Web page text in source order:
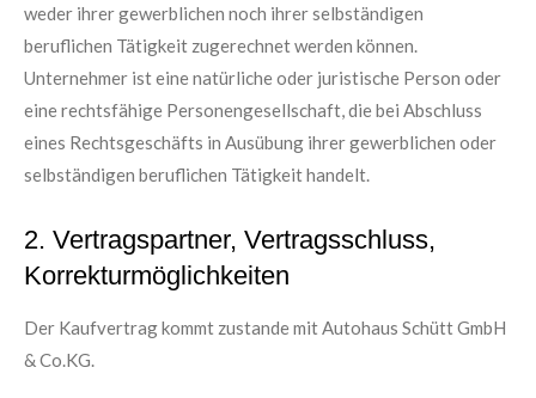
weder ihrer gewerblichen noch ihrer selbständigen
beruflichen Tätigkeit zugerechnet werden können.
Unternehmer ist eine natürliche oder juristische Person oder
eine rechtsfähige Personengesellschaft, die bei Abschluss
eines Rechtsgeschäfts in Ausübung ihrer gewerblichen oder
selbständigen beruflichen Tätigkeit handelt.
2. Vertragspartner, Vertragsschluss,
Korrekturmöglichkeiten
Der Kaufvertrag kommt zustande mit Autohaus Schütt GmbH
& Co.KG.